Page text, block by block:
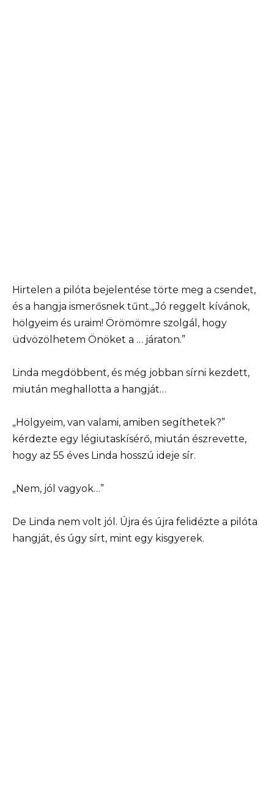
Hirtelen a pilóta bejelentése törte meg a csendet,
és a hangja ismerősnek tűnt.„Jó reggelt kívánok,
hölgyeim és uraim! Örömömre szolgál, hogy
üdvözölhetem Önöket a … járaton.”
Linda megdöbbent, és még jobban sírni kezdett,
miután meghallotta a hangját…
„Hölgyeim, van valami, amiben segíthetek?”
kérdezte egy légiutaskísérő, miután észrevette,
hogy az 55 éves Linda hosszú ideje sír.
„Nem, jól vagyok…”
De Linda nem volt jól. Újra és újra felidézte a pilóta
hangját, és úgy sírt, mint egy kisgyerek.